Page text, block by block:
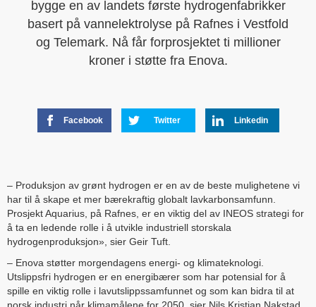
bygge en av landets første hydrogenfabrikker
basert på vannelektrolyse på Rafnes i Vestfold
og Telemark. Nå får forprosjektet ti millioner
kroner i støtte fra Enova.
Facebook Twitter Linkedin
– Produksjon av grønt hydrogen er en av de beste mulighetene vi
har til å skape et mer bærekraftig globalt lavkarbonsamfunn.
Prosjekt Aquarius, på Rafnes, er en viktig del av INEOS strategi for
å ta en ledende rolle i å utvikle industriell storskala
hydrogenproduksjon», sier Geir Tuft.
– Enova støtter morgendagens energi- og klimateknologi.
Utslippsfri hydrogen er en energibærer som har potensial for å
spille en viktig rolle i lavutslippssamfunnet og som kan bidra til at